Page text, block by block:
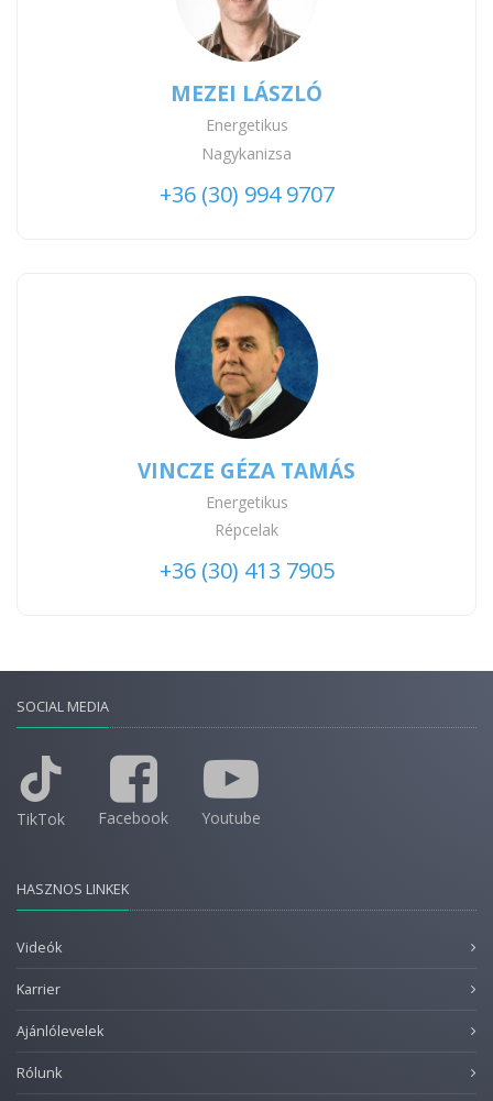
MEZEI LÁSZLÓ
Energetikus
Nagykanizsa
+36 (30) 994 9707
VINCZE GÉZA TAMÁS
Energetikus
Répcelak
+36 (30) 413 7905
SOCIAL MEDIA
TikTok Facebook Youtube
HASZNOS LINKEK
Videók
Karrier
Ajánlólevelek
Rólunk